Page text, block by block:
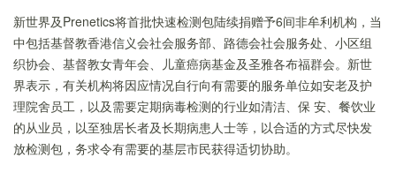
新世界及Prenetics将首批快速检测包陆续捐赠予6间非牟利机构，当
中包括基督教香港信义会社会服务部、路德会社会服务处、小区组
织协会、基督教女青年会、儿童癌病基金及圣雅各布福群会。新世
界表示，有关机构将因应情况自行向有需要的服务单位如安老及护
理院舍员工，以及需要定期病毒检测的行业如清洁、保 安、餐饮业
的从业员，以至独居长者及长期病患人士等，以合适的方式尽快发
放检测包，务求令有需要的基层市民获得适切协助。